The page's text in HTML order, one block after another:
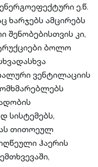
ე.წ.
ხარჯებს ამცირებს
შენობებისთვის კი,
ბოლო
ვენტილაციის
სისტემებს,
თითოეულ
ჰაერის